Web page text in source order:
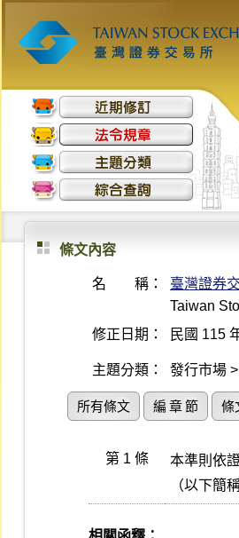
條文內容
名 稱：
臺灣證券
Taiwan
修正日期：
民國 115
主題分類： 發行市場
所有條文 編 章 節 條
第 1 條
本準則依
（以下簡